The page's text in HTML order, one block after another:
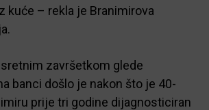
kuće – rekla je Branimirova
završetkom glede
banci došlo je nakon što je 40-
prije tri godine dijagnosticiran